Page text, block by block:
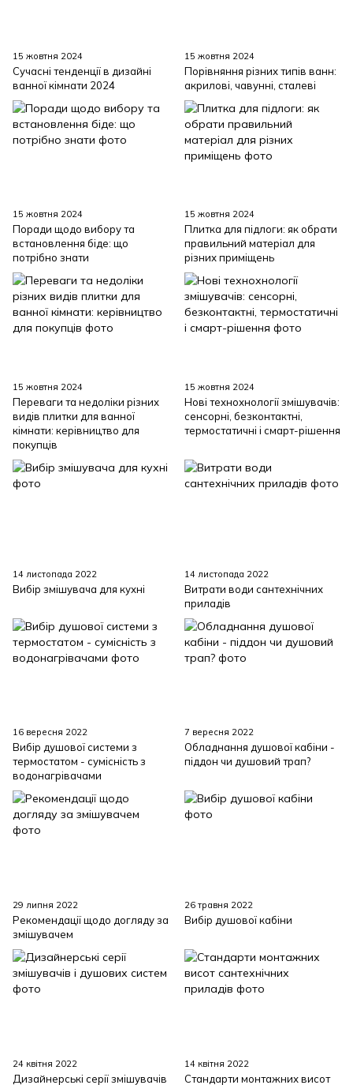
15 жовтня 2024
Сучасні тенденції в дизайні
ванної кімнати 2024
15 жовтня 2024
Порівняння різних типів ванн:
акрилові, чавунні, сталеві
15 жовтня 2024
Поради щодо вибору та
встановлення біде: що
потрібно знати
15 жовтня 2024
Плитка для підлоги: як обрати
правильний матеріал для
різних приміщень
15 жовтня 2024
Переваги та недоліки різних
видів плитки для ванної
кімнати: керівництво для
покупців
15 жовтня 2024
Нові технохнології змішувачів:
сенсорні, безконтактні,
термостатичні і смарт-рішення
14 листопада 2022
Вибір змішувача для кухні
14 листопада 2022
Витрати води сантехнічних
приладів
16 вересня 2022
Вибір душової системи з
термостатом - сумісність з
водонагрівачами
7 вересня 2022
Обладнання душової кабіни -
піддон чи душовий трап?
29 липня 2022
Рекомендації щодо догляду за
змішувачем
26 травня 2022
Вибір душової кабіни
24 квітня 2022
Дизайнерські серії змішувачів
14 квітня 2022
Стандарти монтажних висот